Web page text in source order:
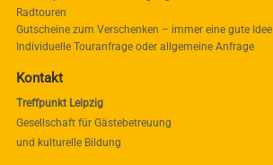
Radtouren
Gutscheine zum Verschenken – immer eine gute Idee
Individuelle Touranfrage oder allgemeine Anfrage
Kontakt
Treffpunkt Leipzig
Gesellschaft für Gästebetreuung
und kulturelle Bildung